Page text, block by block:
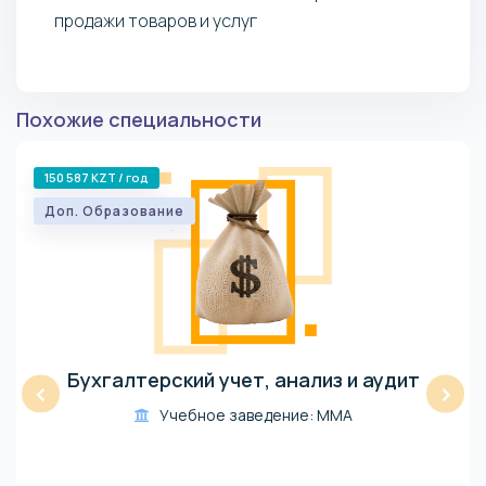
продажи товаров и услуг
Похожие специальности
‹
150 587 KZT / год
Доп. Образование
Бухгалтерский учет, анализ и аудит
Учебное заведение: ММА
›